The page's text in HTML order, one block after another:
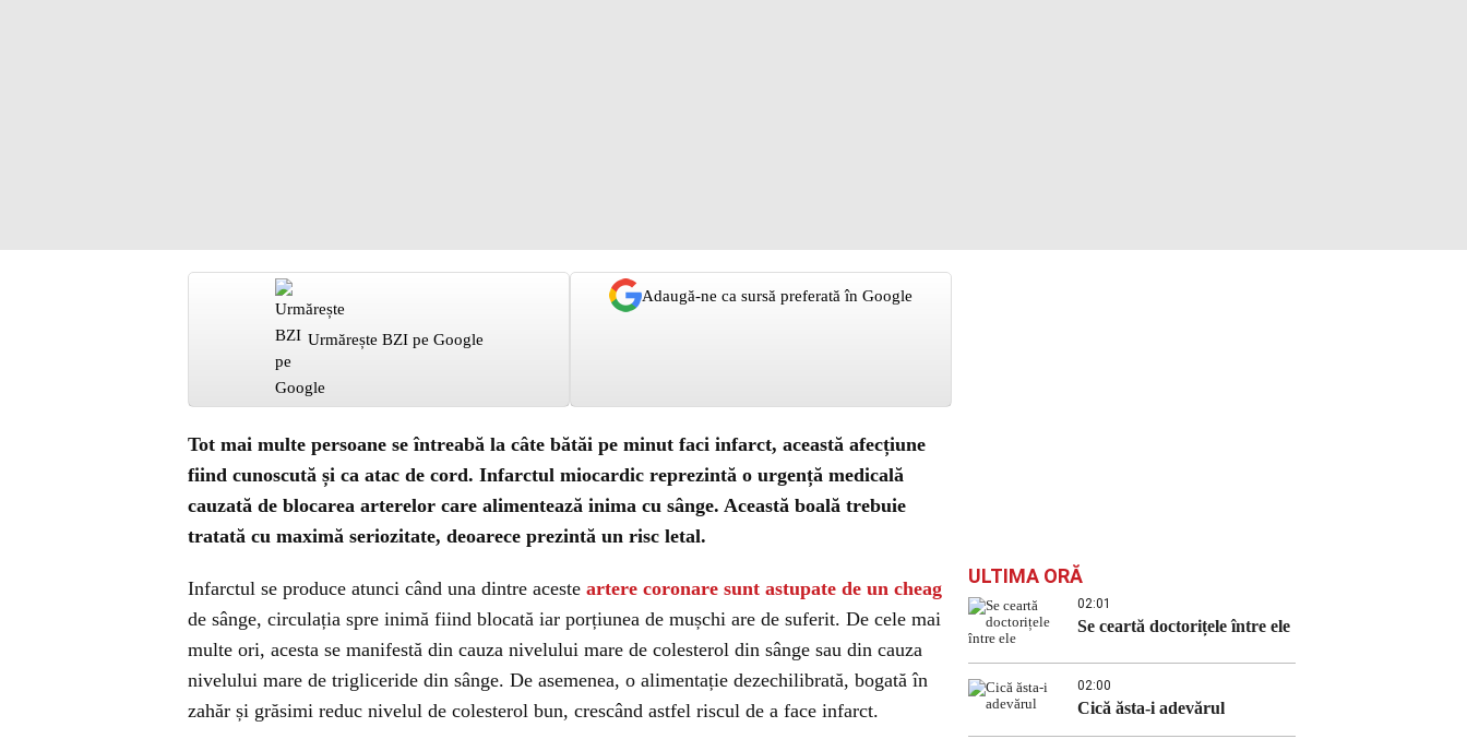
Urmărește BZI pe Google
Adaugă-ne ca sursă preferată în Google
Tot mai multe persoane se întreabă la câte bătăi pe minut faci infarct, această afecțiune
fiind cunoscută și ca atac de cord. Infarctul miocardic reprezintă o urgență medicală
cauzată de blocarea arterelor care alimentează inima cu sânge. Această boală trebuie
tratată cu maximă seriozitate, deoarece prezintă un risc letal.
Infarctul se produce atunci când una dintre aceste artere coronare sunt astupate de un cheag
de sânge, circulația spre inimă fiind blocată iar porțiunea de mușchi are de suferit. De cele mai
multe ori, acesta se manifestă din cauza nivelului mare de colesterol din sânge sau din cauza
nivelului mare de trigliceride din sânge. De asemenea, o alimentație dezechilibrată, bogată în
zahăr și grăsimi reduc nivelul de colesterol bun, crescând astfel riscul de a face infarct.
ULTIMA ORĂ
02:01
Se ceartă doctorițele între ele
02:00
Cică ăsta-i adevărul